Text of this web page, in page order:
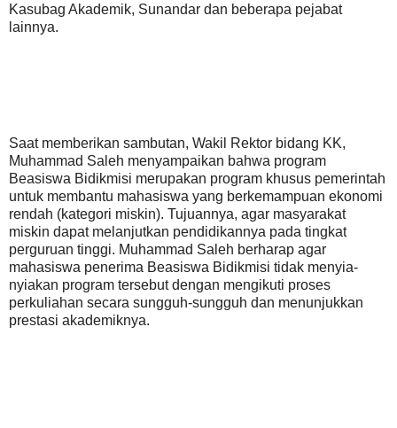
Kasubag Akademik, Sunandar dan beberapa pejabat
lainnya.
Saat memberikan sambutan, Wakil Rektor bidang KK,
Muhammad Saleh menyampaikan bahwa program
Beasiswa Bidikmisi merupakan program khusus pemerintah
untuk membantu mahasiswa yang berkemampuan ekonomi
rendah (kategori miskin). Tujuannya, agar masyarakat
miskin dapat melanjutkan pendidikannya pada tingkat
perguruan tinggi. Muhammad Saleh berharap agar
mahasiswa penerima Beasiswa Bidikmisi tidak menyia-
nyiakan program tersebut dengan mengikuti proses
perkuliahan secara sungguh-sungguh dan menunjukkan
prestasi akademiknya.